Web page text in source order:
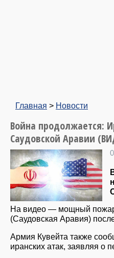
Главная > Новости
Война продолжается:
Саудовской Аравии
На видео — мощный
(Саудовская Аравия)
Армия Кувейта также
иранских атак, заявляя о